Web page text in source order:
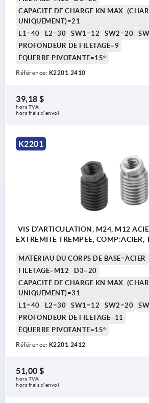
CAPACITÉ DE CHARGE KN MAX.
UNIQUEMENT)=21
L1=40
L2=30 SW1=12 SW2=20
PROFONDEUR DE FILETAGE=9
ÉQUERRE PIVOTANTE=15°
Référence: K2201.2410
39,18 $
hors TVA
hors frais d’envoi
K2201
VIS D’ARTICULATION, M24, M12
EXTRÉMITÉ TREMPÉE, COMP:ACIER,
MATÉRIAU DU CORPS DE BASE=ACIER
FILETAGE=M12
D3=20
CAPACITÉ DE CHARGE KN MAX.
UNIQUEMENT)=31
L1=40
L2=30 SW1=12 SW2=20
PROFONDEUR DE FILETAGE=11
ÉQUERRE PIVOTANTE=15°
Référence: K2201.2412
51,00 $
hors TVA
hors frais d’envoi